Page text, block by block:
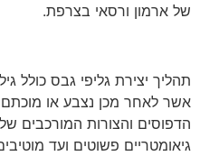
של ארמון ורסאי בצרפת.
תהליך יצירת גליפי גבס כולל
אשר לאחר מכן נצבע או
הדפוסים והצורות המורכבים של
גיאומטריים פשוטים ועד